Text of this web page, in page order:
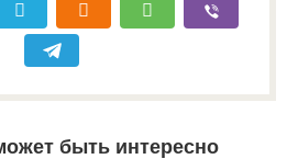
быть интересно